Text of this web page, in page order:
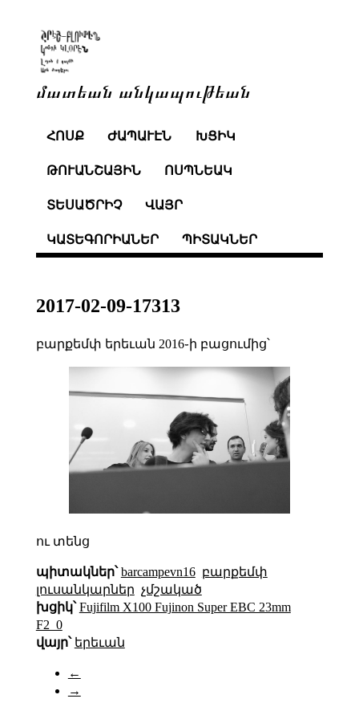
մատեան անկապութեան
ՀՈՍՔ ԺԱՊԱՒԷՆ ԽՑԻԿ
ԹՈՒԱՆՇԱՅԻՆ ՈՍՊՆԵԱԿ
ՏԵՍԱԾՐԻՉ ՎԱՅՐ
ԿԱՏԵԳՈՐԻԱՆԵՐ ՊԻՏԱԿՆԵՐ
2017-02-09-17313
բարքեմփ երեւան 2016֊ի բացումից՝
ու տենց
պիտակներ՝ barcampevn16 բարքեմփ
լուսանկարներ չմշակած
խցիկ՝ Fujifilm X100 Fujinon Super EBC 23mm
F2_0
վայր՝ երեւան
←
→